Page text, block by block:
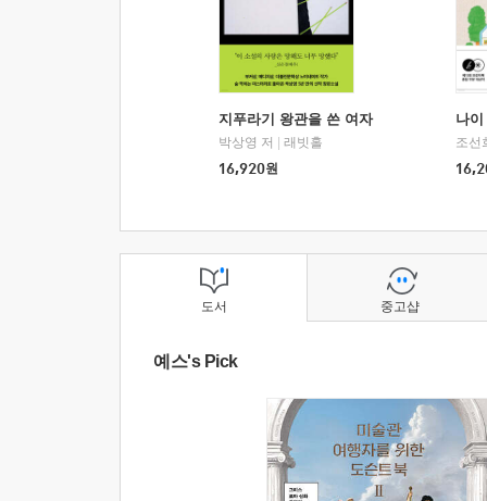
지푸라기 왕관을 쓴 여자
박상영 저
래빗홀
16,920원
나
조선
도서
예스's Pick
중고샵